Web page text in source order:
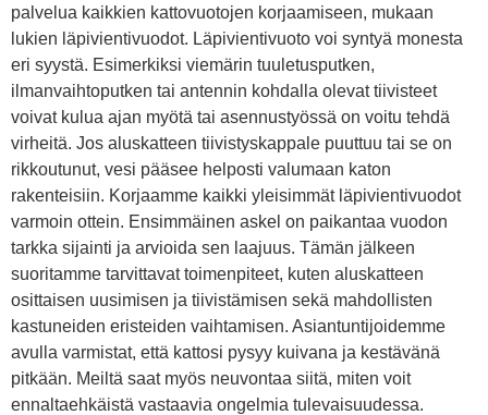
palvelua kaikkien kattovuotojen korjaamiseen, mukaan
lukien läpivientivuodot. Läpivientivuoto voi syntyä monesta
eri syystä. Esimerkiksi viemärin tuuletusputken,
ilmanvaihtoputken tai antennin kohdalla olevat tiivisteet
voivat kulua ajan myötä tai asennustyössä on voitu tehdä
virheitä. Jos aluskatteen tiivistyskappale puuttuu tai se on
rikkoutunut, vesi pääsee helposti valumaan katon
rakenteisiin. Korjaamme kaikki yleisimmät läpivientivuodot
varmoin ottein. Ensimmäinen askel on paikantaa vuodon
tarkka sijainti ja arvioida sen laajuus. Tämän jälkeen
suoritamme tarvittavat toimenpiteet, kuten aluskatteen
osittaisen uusimisen ja tiivistämisen sekä mahdollisten
kastuneiden eristeiden vaihtamisen. Asiantuntijoidemme
avulla varmistat, että kattosi pysyy kuivana ja kestävänä
pitkään. Meiltä saat myös neuvontaa siitä, miten voit
ennaltaehkäistä vastaavia ongelmia tulevaisuudessa.